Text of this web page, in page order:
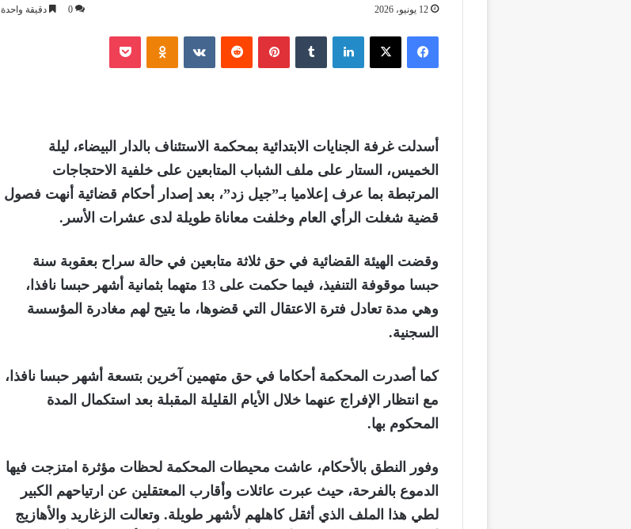
12 يونيو، 2026 0 دقيقة واحدة
فيسبوك ‫X لينكدإن بينتيريست
أسدلت غرفة الجنايات الابتدائية بمحكمة الاستئناف بالدار البيضاء، ليلة
الخميس، الستار على ملف الشباب المتابعين على خلفية الاحتجاجات
المرتبطة بما عرف إعلاميا بـ”جيل زد”، بعد إصدار أحكام قضائية أنهت فصول
قضية شغلت الرأي العام وخلفت معاناة طويلة لدى عشرات الأسر.
وقضت الهيئة القضائية في حق ثلاثة متابعين في حالة سراح بعقوبة سنة
حبسا موقوفة التنفيذ، فيما حكمت على 13 متهما بثمانية أشهر حبسا نافذا،
وهي مدة تعادل فترة الاعتقال التي قضوها، ما يتيح لهم مغادرة المؤسسة
السجنية.
كما أصدرت المحكمة أحكاما في حق متهمين آخرين بتسعة أشهر حبسا نافذا،
مع انتظار الإفراج عنهما خلال الأيام القليلة المقبلة بعد استكمال المدة
المحكوم بها.
وفور النطق بالأحكام، عاشت محيطات المحكمة لحظات مؤثرة امتزجت فيها
الدموع بالفرحة، حيث عبرت عائلات وأقارب المعتقلين عن ارتياحهم الكبير
لطي هذا الملف الذي أثقل كاهلهم لأشهر طويلة. وتعالت الزغاريد والأهازيج